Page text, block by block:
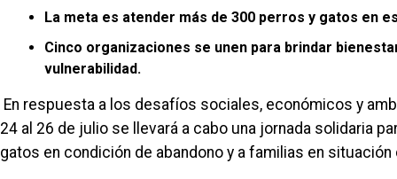
La meta es atender más de 300 perros y gatos en
Cinco organizaciones se unen para brindar
vulnerabilidad.
En respuesta a los desafíos sociales, económicos y
24 al 26 de julio se llevará a cabo una jornada solidaria
gatos en condición de abandono y a familias en situación